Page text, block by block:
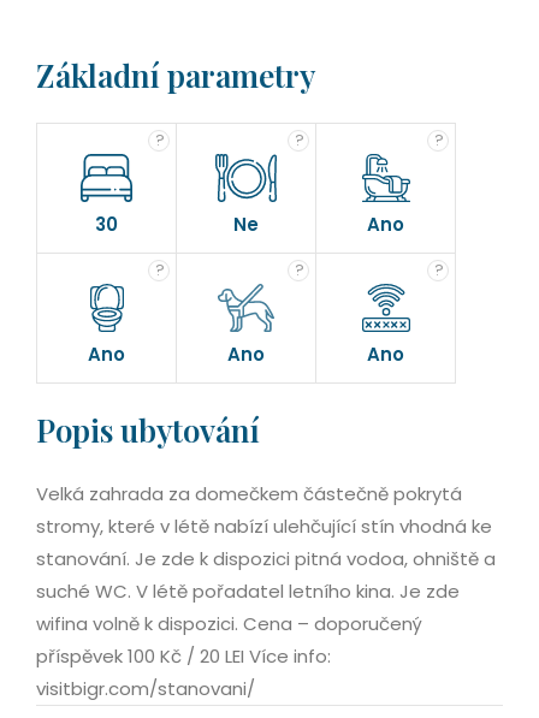
Základní parametry
30
?
Ne
?
Ano
?
Ano
?
Ano
?
Ano
?
Popis ubytování
Velká zahrada za domečkem částečně pokrytá
stromy, které v létě nabízí ulehčující stín vhodná ke
stanování. Je zde k dispozici pitná vodoa, ohniště a
suché WC. V létě pořadatel letního kina. Je zde
wifina volně k dispozici. Cena – doporučený
příspěvek 100 Kč / 20 LEI Více info:
visitbigr.com/stanovani/